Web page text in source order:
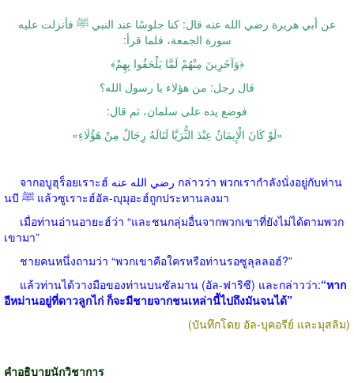
عن أبي هريرة رضي الله عنه قال: كنا جلوسًا عند النبي ﷺ فأنزلت عليه
سورة الجمعة، فلما قرأ:
﴿وَآخَرِينَ مِنْهُمْ لَمَّا يَلْحَقُوا بِهِمْ﴾
قال رجل: من هؤلاء يا رسول الله؟
فوضع يده على سلمان، ثم قال:
«لَوْ كَانَ الْإِيمَانُ عِنْدَ الثُّرَيَّا لَنَالَهُ رِجَالٌ مِنْ هَؤُلَاءِ»
จากอบูฮุร็อยเราะฮ์ رضي الله عنه กล่าวว่า พวกเรากำลังนั่งอยู่กับท่าน
นบี ﷺ แล้วซูเราะฮ์อัล-ญุมุอะฮ์ถูกประทานลงมา
เมื่อท่านอ่านอายะฮ์ว่า “และชนกลุ่มอื่นจากพวกเขาที่ยังไม่ได้ตามพวก
เขามา”
ชายคนหนึ่งถามว่า “พวกเขาคือใครหรือท่านรอซูลุลลอฮ์?”
แล้วท่านได้วางมือของท่านบนซัลมาน (อัล-ฟาริซี) และกล่าวว่า:“หาก
อีหม่านอยู่ที่ดาวลูกไก่ ก็จะมีชายจากชนเหล่านี้ไปถึงมันจนได้”
(บันทึกโดย อัล-บุคอรีย์ และมุสลิม)
คำอธิบายนักวิชาการ